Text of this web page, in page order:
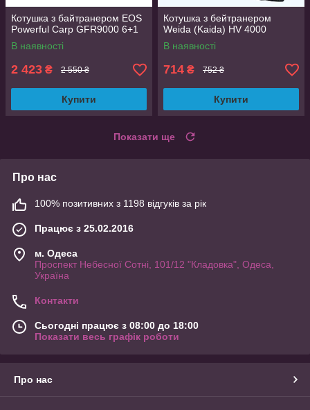
Котушка з байтранером EOS
Powerful Carp GFR9000 6+1
В наявності
2 423 ₴ 2 550 ₴
Купити
Котушка з бейтранером
Weida (Kaida) HV 4000
В наявності
714 ₴ 752 ₴
Купити
Показати ще
Про нас
100% позитивних з 1198 відгуків за рік
Працює з 25.02.2016
м. Одеса
Проспект Небесної Сотні, 101/12 "Кладовка", Одеса,
Україна
Контакти
Сьогодні працює з 08:00 до 18:00
Показати весь графік роботи
Про нас